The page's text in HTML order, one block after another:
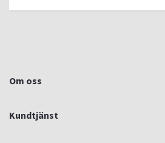
Om oss
Kundtjänst